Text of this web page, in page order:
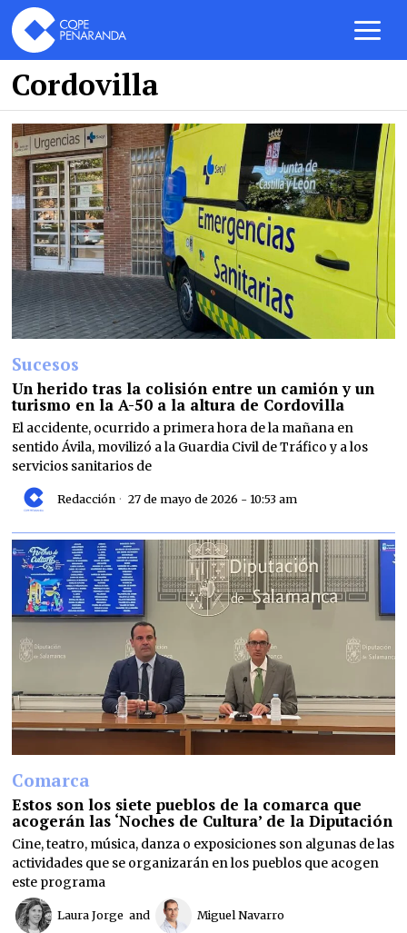
Cordovilla
Sucesos
Un herido tras la colisión entre un camión y un
turismo en la A-50 a la altura de Cordovilla
El accidente, ocurrido a primera hora de la mañana en
sentido Ávila, movilizó a la Guardia Civil de Tráfico y a los
servicios sanitarios de
Redacción 27 de mayo de 2026 - 10:53 am
Comarca
Estos son los siete pueblos de la comarca que
acogerán las ‘Noches de Cultura’ de la Diputación
Cine, teatro, música, danza o exposiciones son algunas de las
actividades que se organizarán en los pueblos que acogen
este programa
Laura Jorge and
Miguel Navarro